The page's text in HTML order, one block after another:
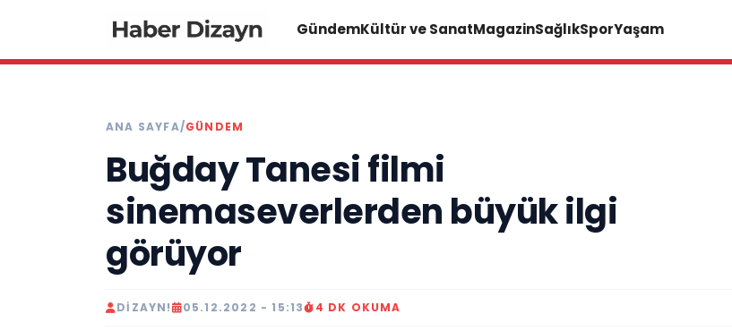
GündemKültür ve SanatMagazinSağlıkSporYaşam
ANA SAYFA/GÜNDEM
Buğday Tanesi filmi
sinemaseverlerden büyük ilgi
görüyor
DIZAYN! 05.12.2022 - 15:13 4 DK OKUMA